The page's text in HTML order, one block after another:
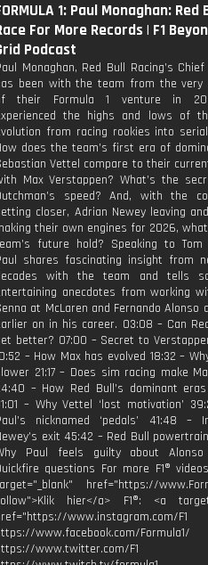
1: Paul Monaghan: Red
For More Records | F1
Podcast
Monaghan, Red Bull Racing’s
been with the team from the very
their Formula 1 venture in
the highs and lows of
from racing rookies into
does the team’s first era of
Vettel compare to their
Max Verstappen? What’s the
speed? And, with the
closer, Adrian Newey leaving
their own engines for 2026,
future hold? Speaking to Tom
shares fascinating insight from
with the team and tells
anecdotes from working
at McLaren and Fernando Alonso
on in his career. 03:08 – Can
better? 07:00 – Secret to
– How Max has evolved 18:32 –
21:17 – Does sim racing make
– How Red Bull’s dominant
– Why Vettel ‘lost motivation’
nicknamed ‘pedals’ 41:48 –
exit 45:42 – Red Bull
Paul feels guilty about
questions For more F1®
href="https://
hier</a> F1®: <a
www.instagram.com/F1
www.facebook.com/Formula1/
www.twitter.com/F1